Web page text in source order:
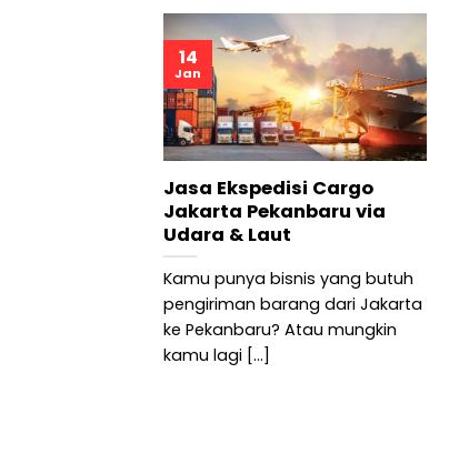
Jasa Ekspedisi Cargo
Jakarta Pekanbaru via
Udara & Laut
Kamu punya bisnis yang butuh
pengiriman barang dari Jakarta
ke Pekanbaru? Atau mungkin
kamu lagi [...]
14
Jan